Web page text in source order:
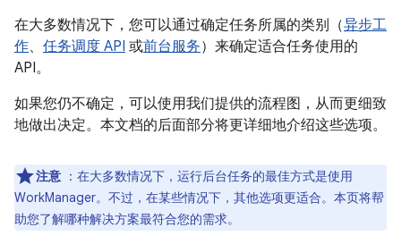
在大多数情况下，您可以通过确定任务所属的类别（异步工
作、 任务调度 API 或前台服务）来确定适合任务使用的
API。
如果您仍不确定，可以使用我们提供的流程图，从而更细致
地做出决定。本文档的后面部分将更详细地介绍这些选项。
注意 ：在大多数情况下，运行后台任务的最佳方式是使用
WorkManager。不过，在某些情况下，其他选项更适合。本页将帮
助您了解哪种解决方案最符合您的需求。